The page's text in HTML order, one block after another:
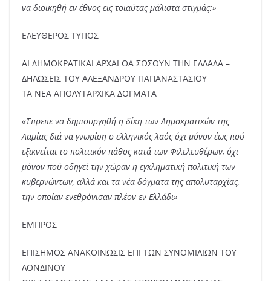
να διοικηθή εν έθνος εις τοιαύτας μάλιστα στιγμάς;»
ΕΛΕΥΘΕΡΟΣ ΤΥΠΟΣ
ΑΙ ΔΗΜΟΚΡΑΤΙΚΑΙ ΑΡΧΑΙ ΘΑ ΣΩΣΟΥΝ ΤΗΝ ΕΛΛΑΔΑ –
ΔΗΛΩΣΕΙΣ ΤΟΥ ΑΛΕΞΑΝΔΡΟΥ ΠΑΠΑΝΑΣΤΑΣΙΟΥ
ΤΑ ΝΕΑ ΑΠΟΛΥΤΑΡΧΙΚΑ ΔΟΓΜΑΤΑ
«Έπρεπε να δημιουργηθή η δίκη των Δημοκρατικών της
Λαμίας διά να γνωρίση ο ελληνικός λαός όχι μόνον έως πού
εξικνείται το πολιτικόν πάθος κατά των Φιλελευθέρων, όχι
μόνον πού οδηγεί την χώραν η εγκληματική πολιτική των
κυβερνώντων, αλλά και τα νέα δόγματα της απολυταρχίας,
την οποίαν ενεθρόνισαν πλέον εν Ελλάδι»
ΕΜΠΡΟΣ
ΕΠΙΣΗΜΟΣ ΑΝΑΚΟΙΝΩΣΙΣ ΕΠΙ ΤΩΝ ΣΥΝΟΜΙΛΙΩΝ ΤΟΥ
ΛΟΝΔΙΝΟΥ